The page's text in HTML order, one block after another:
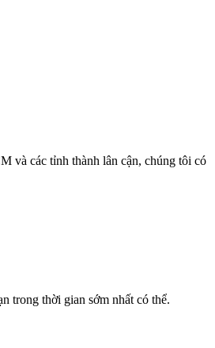
và các tỉnh thành lân cận, chúng tôi có
trong thời gian sớm nhất có thể.